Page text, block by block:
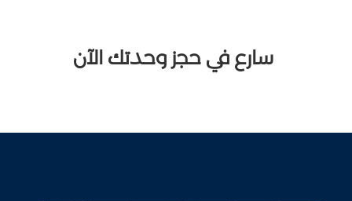
سارع في حجز وحدتك الآن